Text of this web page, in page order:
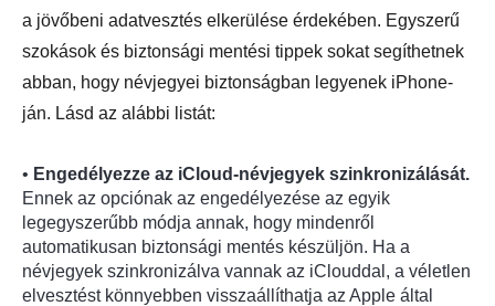
a jövőbeni adatvesztés elkerülése érdekében. Egyszerű
szokások és biztonsági mentési tippek sokat segíthetnek
abban, hogy névjegyei biztonságban legyenek iPhone-
ján. Lásd az alábbi listát:
• Engedélyezze az iCloud-névjegyek szinkronizálását.
Ennek az opciónak az engedélyezése az egyik
legegyszerűbb módja annak, hogy mindenről
automatikusan biztonsági mentés készüljön. Ha a
névjegyek szinkronizálva vannak az iClouddal, a véletlen
elvesztést könnyebben visszaállíthatja az Apple által